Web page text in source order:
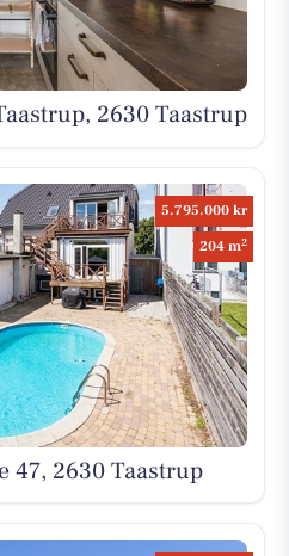
2630 Taastrup
5.795.000 kr
204 m2
47, 2630 Taastrup